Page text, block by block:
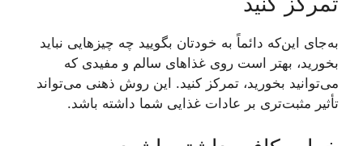
به‌جای این‌که دائماً به خودتان بگویید چه چیز‌هایی نباید
بخورید، بهتر است روی غذا‌های سالم و مفیدی که
می‌توانید بخورید، تمرکز کنید. این روش ذهنی می‌تواند
تأثیر مثبت‌تری بر عادات غذایی شما داشته باشد.